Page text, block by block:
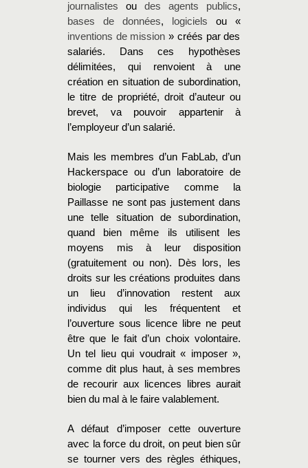
journalistes ou des agents publics,
bases de données, logiciels ou «
inventions de mission » créés par des
salariés. Dans ces hypothèses
délimitées, qui renvoient à une
création en situation de subordination,
le titre de propriété, droit d’auteur ou
brevet, va pouvoir appartenir à
l’employeur d’un salarié.
Mais les membres d’un FabLab, d’un
Hackerspace ou d’un laboratoire de
biologie participative comme la
Paillasse ne sont pas justement dans
une telle situation de subordination,
quand bien même ils utilisent les
moyens mis à leur disposition
(gratuitement ou non). Dès lors, les
droits sur les créations produites dans
un lieu d’innovation restent aux
individus qui les fréquentent et
l’ouverture sous licence libre ne peut
être que le fait d’un choix volontaire.
Un tel lieu qui voudrait « imposer »,
comme dit plus haut, à ses membres
de recourir aux licences libres aurait
bien du mal à le faire valablement.
A défaut d’imposer cette ouverture
avec la force du droit, on peut bien sûr
se tourner vers des règles éthiques,